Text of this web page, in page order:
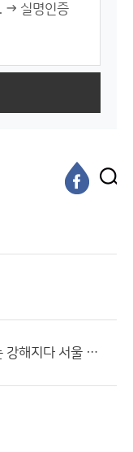
비구름이 전라도 충청도에는 강해지다 서울 경기도쪽 엔 약해짐